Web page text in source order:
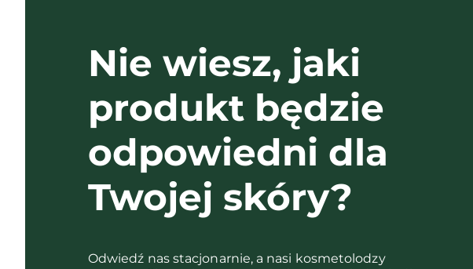
Nie wiesz, jaki
produkt będzie
odpowiedni dla
Twojej skóry?
Odwiedź nas stacjonarnie, a nasi kosmetolodzy